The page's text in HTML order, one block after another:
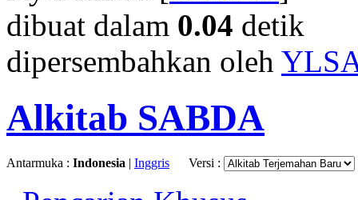
dibuat dalam 0.04 detik
dipersembahkan oleh
Alkitab SABDA
Antarmuka : Indonesia | Inggris Versi :